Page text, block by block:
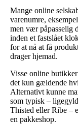
Mange online
varenumre,
men vær påpasselig
inden et fastslået
for at nå at få
drager hjemad.
Visse online
det kun gældende
Alternativt kunne
som typisk –
Thisted eller Ribe –
en pakkeshop.